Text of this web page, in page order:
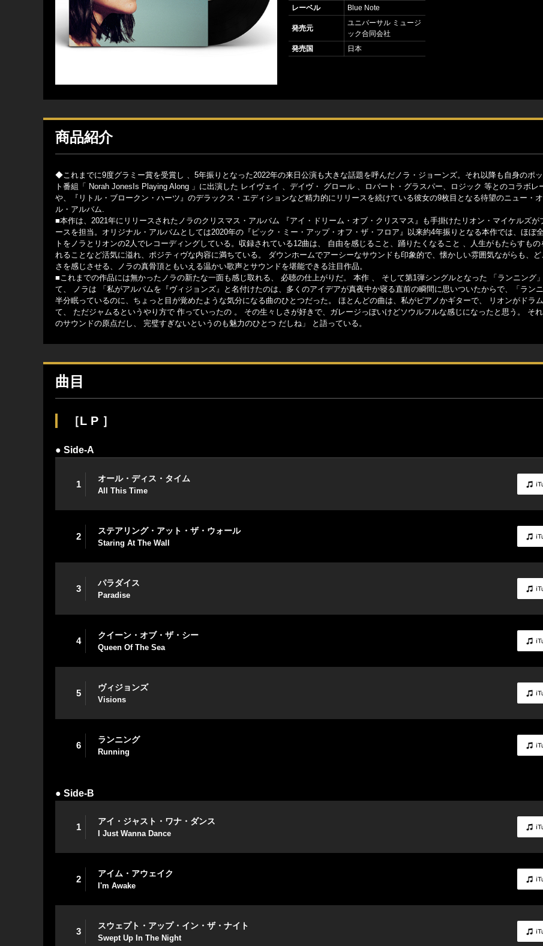
レーベル Blue Note
発売元
ユニバーサル ミュージ
ック合同会社
発売国
日本
商品紹介
◆これまでに9度グラミー賞を受賞し 、5年振りとなった2022年の来日公演も大きな話題を呼んだノラ・ジョーンズ。それ以降も自身のポ
ト番組「 Norah JonesIs Playing Along 」に出演した レイヴェイ 、デイヴ・ グロール 、ロバート・グラスパー、ロジック 等とのコラボレ
や、『リトル・ブロークン・ハーツ』のデラックス・エディションなど精力的にリリースを続けている彼女の9枚目となる待望のニュー・
ル・アルバム.
■本作は、2021年にリリースされたノラのクリスマス・アルバム 『アイ・ドリーム・オブ・クリスマス』も手掛けたリオン・マイケルズが
ースを担当。オリジナル・アルバムとしては2020年の『ピック・ミー・アップ・オフ・ザ・フロア』以来約4年振りとなる本作では、ほぼ
トをノラとリオンの2人でレコーディングしている。収録されている12曲は、 自由を感じること、踊りたくなること 、人生がもたらすもの
れることなど活気に溢れ、ポジティヴな内容に満ちている。 ダウンホームでアーシーなサウンドも印象的で、懐かしい雰囲気ながらも、ど
さを感じさせる、ノラの真骨頂ともいえる温かい歌声とサウンドを堪能できる注目作品。
■これまでの作品には無かったノラの新たな一面も感じ取れる、 必聴の仕上がりだ。 本作 、 そして第1弾シングルとなった 「ランニング
て、 ノラは 「私がアルバムを『ヴィジョンズ』と名付けたのは、多くのアイデアが真夜中か寝る直前の瞬間に思いついたからで、「ラン
半分眠っているのに、ちょっと目が覚めたような気分になる曲のひとつだった。 ほとんどの曲は、私がピアノかギターで、 リオンがドラ
て、 ただジャムるというやり方で 作っていったの 。 その生々しさが好きで、ガレージっぽいけどソウルフルな感じになったと思う。 そ
のサウンドの原点だし、 完璧すぎないというのも魅力のひとつ だしね」 と語っている。
曲目
［L P ］
● Side-A
1
オール・ディス・タイム
All This Time
2
ステアリング・アット・ザ・ウォール
Staring At The Wall
3
パラダイス
Paradise
4
クイーン・オブ・ザ・シー
Queen Of The Sea
5
ヴィジョンズ
Visions
6
ランニング
Running
● Side-B
1
アイ・ジャスト・ワナ・ダンス
I Just Wanna Dance
2
アイム・アウェイク
I'm Awake
3
スウェプト・アップ・イン・ザ・ナイト
Swept Up In The Night